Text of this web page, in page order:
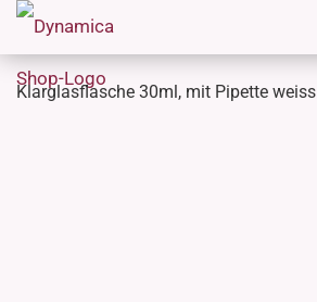
Klarglasflasche 30ml, mit Pipette weiss